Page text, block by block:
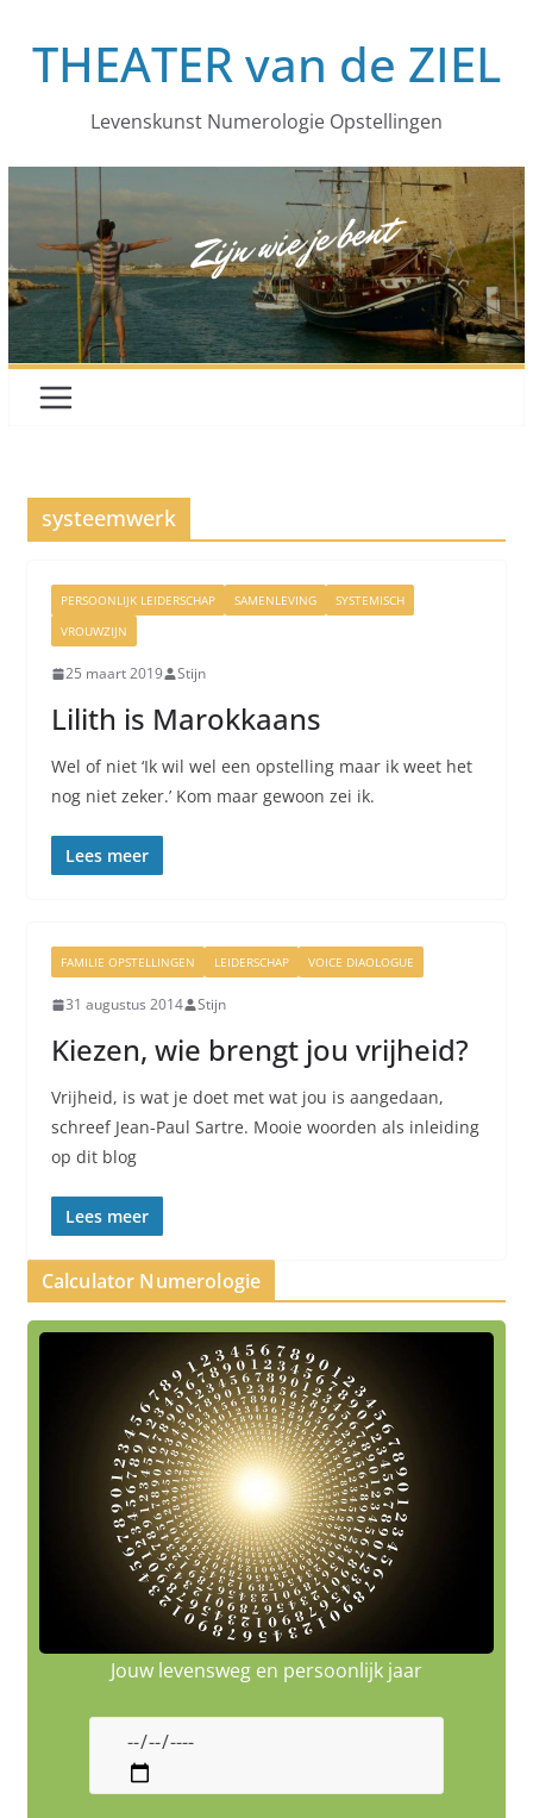
naarTHEATER van de ZIEL
Levenskunst Numerologie Opstellingen
systeemwerk
PERSOONLIJK LEIDERSCHAP SAMENLEVING
SYSTEMISCH
VROUWZIJN
25 maart 2019 Stijn
Lilith is Marokkaans
Wel of niet ‘Ik wil wel een opstelling maar ik weet het
nog niet zeker.’ Kom maar gewoon zei ik.
Lees meer
FAMILIE OPSTELLINGEN LEIDERSCHAP VOICE DIAOLOGUE
31 augustus 2014 Stijn
Kiezen, wie brengt jou vrijheid?
Vrijheid, is wat je doet met wat jou is aangedaan,
schreef Jean-Paul Sartre. Mooie woorden als inleiding
op dit blog
Lees meer
Calculator Numerologie
Jouw levensweg en persoonlijk jaar